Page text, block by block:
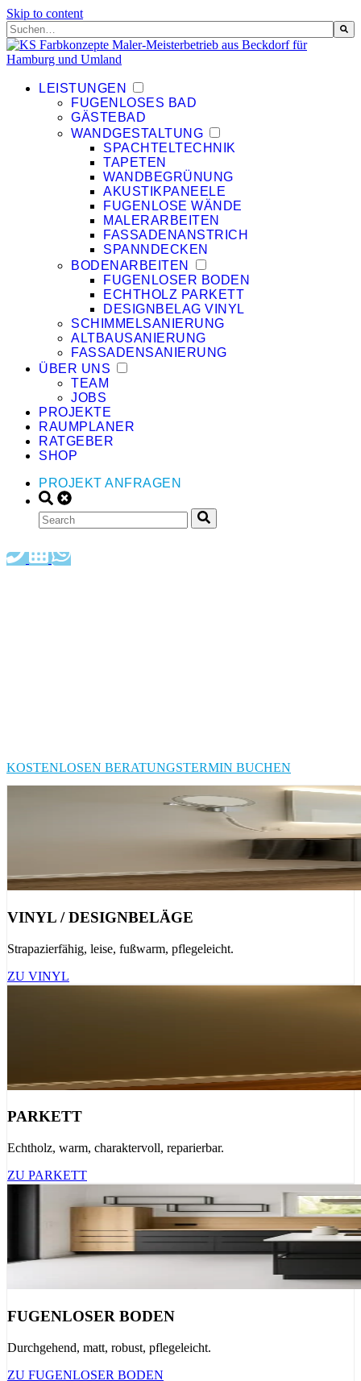
Skip to content
Dies ist ein Suchfeld mit einer automatischen Vorschlagsfunktion.
Es gibt keine Vorschläge, da das Suchfeld leer ist.
LEISTUNGEN
FUGENLOSES BAD
GÄSTEBAD
WANDGESTALTUNG
SPACHTELTECHNIK
TAPETEN
WANDBEGRÜNUNG
AKUSTIKPANEELE
FUGENLOSE WÄNDE
MALERARBEITEN
FASSADENANSTRICH
SPANNDECKEN
BODENARBEITEN
FUGENLOSER BODEN
ECHTHOLZ PARKETT
DESIGNBELAG VINYL
SCHIMMELSANIERUNG
ALTBAUSANIERUNG
FASSADENSANIERUNG
ÜBER UNS
TEAM
JOBS
PROJEKTE
RAUMPLANER
RATGEBER
SHOP
PROJEKT ANFRAGEN
KOSTENLOSEN BERATUNGSTERMIN BUCHEN
VINYL / DESIGNBELÄGE
Strapazierfähig, leise, fußwarm, pflegeleicht.
ZU VINYL
PARKETT
Echtholz, warm, charaktervoll, reparierbar.
ZU PARKETT
FUGENLOSER BODEN
Durchgehend, matt, robust, pflegeleicht.
ZU FUGENLOSER BODEN